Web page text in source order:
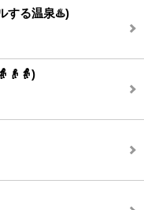
する温泉♨️)